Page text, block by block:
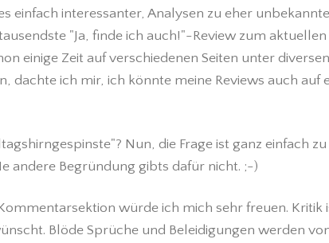
einfach interessanter, Analysen zu eher
"Ja, finde ich auch!"-Review zum
einige Zeit auf verschiedenen Seiten unter
dachte ich mir, ich könnte meine Reviews auch auf
Nun, die Frage ist ganz einfach
andere Begründung gibts dafür nicht. ;-)
würde ich mich sehr freuen. Kritik
Blöde Sprüche und Beleidigungen werden